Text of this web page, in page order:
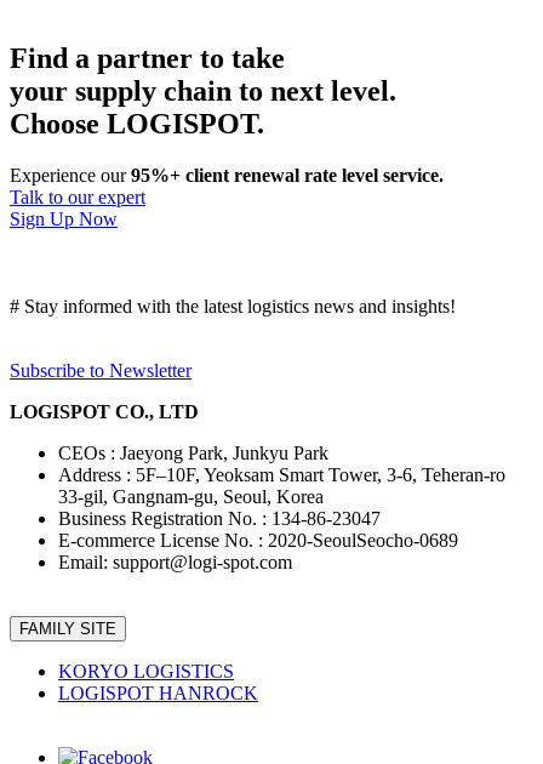
Find a partner to take
your supply chain to next level.
Choose LOGISPOT.
Experience our95%+ client renewal rate level service.
Talk to our expert
Sign Up Now
# Stay informed with the latest logistics news and insights!
Subscribe to Newsletter
LOGISPOT CO., LTD
CEOs : Jaeyong Park, Junkyu Park
Address : 5F–10F, Yeoksam Smart Tower, 3-6, Teheran-ro
33-gil, Gangnam-gu, Seoul, Korea
Business Registration No. : 134-86-23047
E-commerce License No. : 2020-SeoulSeocho-0689
Email: support@logi-spot.com
FAMILY SITE
KORYO LOGISTICS
LOGISPOT HANROCK